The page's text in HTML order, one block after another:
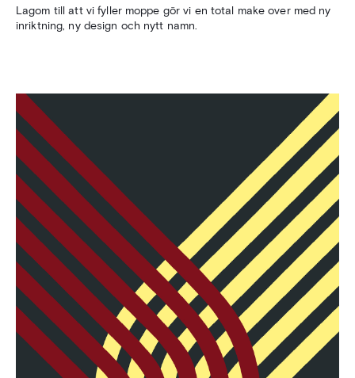
Lagom till att vi fyller moppe gör vi en total make over med ny
inriktning, ny design och nytt namn.